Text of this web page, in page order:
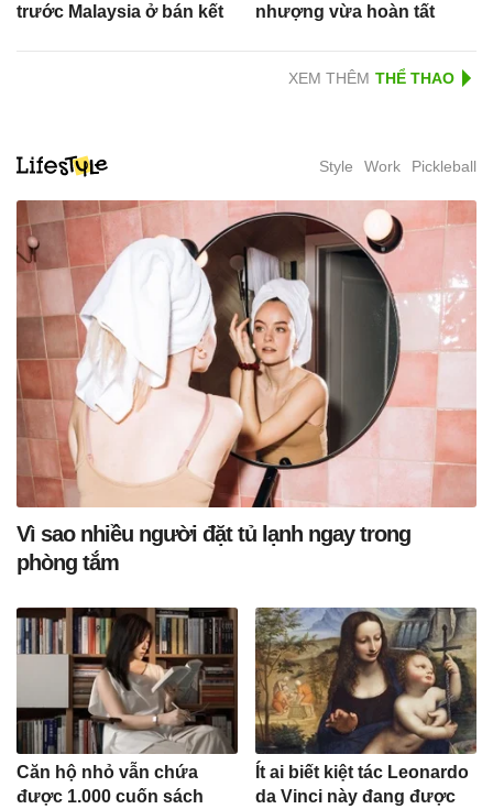
trước Malaysia ở bán kết
nhượng vừa hoàn tất
XEM THÊM
Style Work Pickleball
Vì sao nhiều người đặt tủ lạnh ngay trong
phòng tắm
Căn hộ nhỏ vẫn chứa
được 1.000 cuốn sách
Ít ai biết kiệt tác Leonardo
da Vinci này đang được